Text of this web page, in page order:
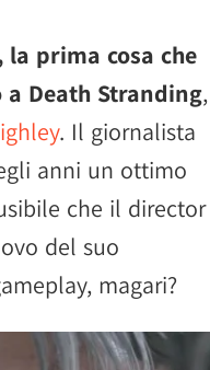
prima cosa che
Death Stranding,
. Il giornalista
anni un ottimo
che il director
del suo
magari?